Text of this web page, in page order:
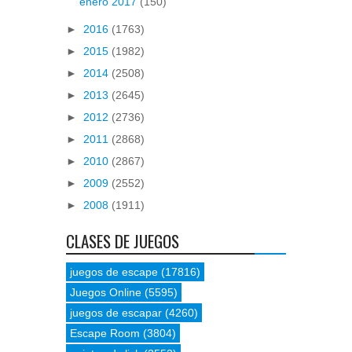
► 2016 (1763)
► 2015 (1982)
► 2014 (2508)
► 2013 (2645)
► 2012 (2736)
► 2011 (2868)
► 2010 (2867)
► 2009 (2552)
► 2008 (1911)
CLASES DE JUEGOS
juegos de escape (17816)
Juegos Online (5595)
juegos de escapar (4260)
Escape Room (3804)